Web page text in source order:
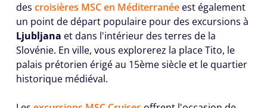
des croisières MSC en Méditerranée est également
un point de départ populaire pour des excursions à
Ljubljana et dans l'intérieur des terres de la
Slovénie. En ville, vous explorerez la place Tito, le
palais prétorien érigé au 15ème siècle et le quartier
historique médiéval.